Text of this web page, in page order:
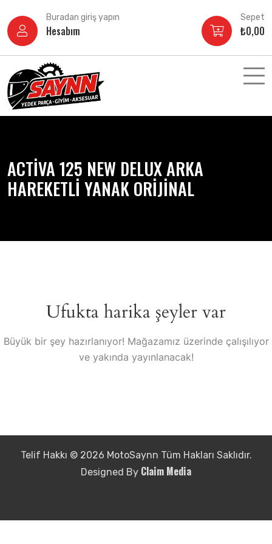
atla
Buradan giriş yapın
Hesabım
Sepet
₺0,00
ACTİVA 125 NEW DELUX ARKA
HAREKETLİ YANAK ORİJİNAL
Ufukta harika şeyler var
Büyük bir şey hazırlanıyor! Mağazamız üzerinde çalışılıyor
ve yakında yayınlanacak!
Telif Hakkı © 2026 MotoSaynn Tüm Hakları Saklıdır.
Designed By Claim Media